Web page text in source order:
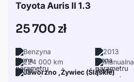
Toyota Auris II 1.3
25 700 zł
Benzyna
2013
224 000 km
Manualna
Jaworzno ,Żywiec (Śląskie)